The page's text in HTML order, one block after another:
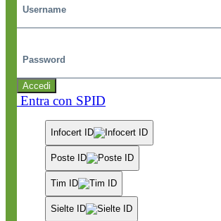
Accedi
Entra con SPID
Infocert ID
Poste ID
Tim ID
Sielte ID